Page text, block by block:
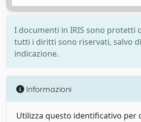
I documenti in IRIS sono protetti
tutti i diritti sono riservati, salvo
indicazione.
Informazioni
Utilizza questo identificativo per